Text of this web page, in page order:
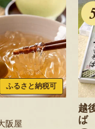
ふるさと納税可
阪屋
越
ば